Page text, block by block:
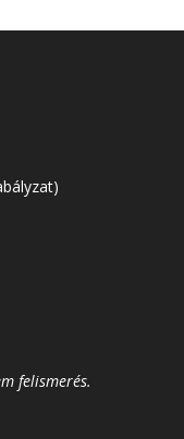
felismerés.